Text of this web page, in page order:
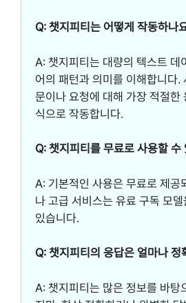
Q: 챗지피티는 어떻게 작동하나
A: 챗지피티는 대량의 텍스트 데
어의 패턴과 의미를 이해합니다.
문이나 요청에 대해 가장 적절한
식으로 작동합니다.
Q: 챗지피티를 무료로 사용할 수
A: 기본적인 사용은 무료로 제공
나 고급 서비스는 유료 구독 모
있습니다.
Q: 챗지피티의 응답은 얼마나 정
A: 챗지피티는 많은 정보를 바탕